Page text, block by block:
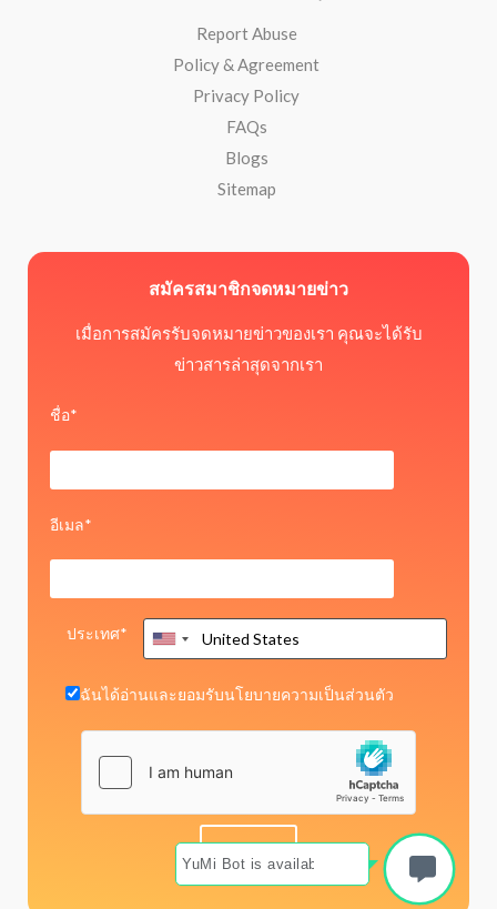
Report Abuse
Policy & Agreement
Privacy Policy
FAQs
Blogs
Sitemap
สมัครสมาชิกจดหมายข่าว
เมื่อการสมัครรับจดหมายข่าวของเรา คุณจะได้รับ
ข่าวสารล่าสุดจากเรา
ชื่อ*
อีเมล*
ประเทศ*
ฉันได้อ่านและยอมรับนโยบายความเป็นส่วนตัว
YuMi Bot is available now